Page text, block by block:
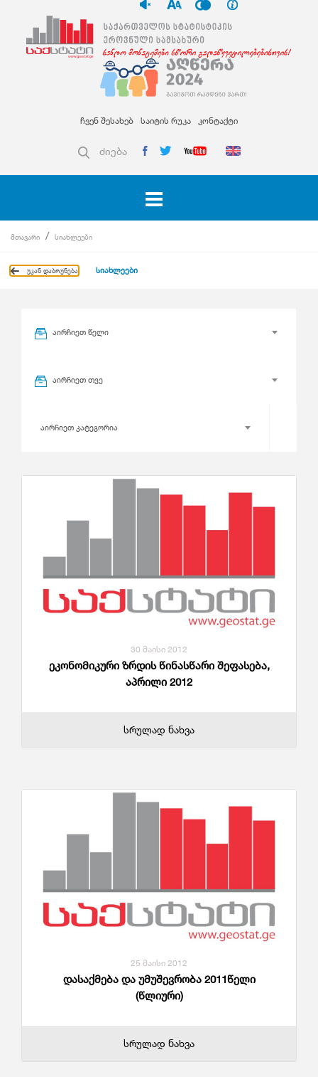
ჩვენ შესახებ საიტის რუკა კონტაქტი
ძიება
მთავარი სიახლეები
უკან დაბრუნება სიახლეები
აირჩიეთ წელი
აირჩიეთ თვე
აირჩიეთ კატეგორია
30 მაისი 2012
ეკონომიკური ზრდის წინასწარი შეფასება,
აპრილი 2012
სრულად ნახვა
25 მაისი 2012
დასაქმება და უმუშევრობა 2011წელი
(წლიური)
სრულად ნახვა